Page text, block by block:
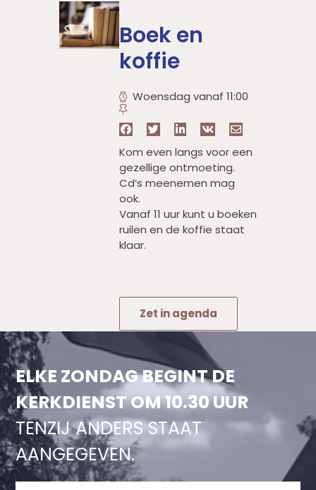
Boek en
koffie
Woensdag vanaf 11:00
Kom even langs voor een
gezellige ontmoeting.
Cd’s meenemen mag
ook.
Vanaf 11 uur kunt u boeken
ruilen en de koffie staat
klaar.
Zet in agenda
ELKE ZONDAG BEGINT DE
KERKDIENST OM 10.30 UUR
TENZIJ ANDERS STAAT
AANGEGEVEN.